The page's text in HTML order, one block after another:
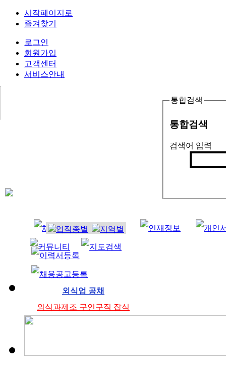
시작페이지로
즐겨찾기
로그인
회원가입
고객센터
서비스안내
통합검색
통합검색
검색어 입력
외식업 공채
외식과제조 구인구직 잡식